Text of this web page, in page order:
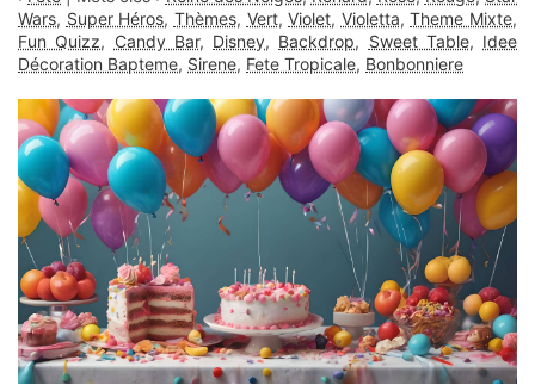
Wars, Super Héros, Thèmes, Vert,Violet, Violetta,Theme Mixte,
Fun Quizz, Candy Bar, Disney, Backdrop, Sweet Table, Idee
Décoration Bapteme, Sirene, Fete Tropicale, Bonbonniere